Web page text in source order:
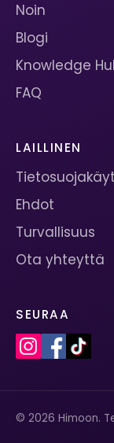
Noin
Blogi
Knowledge
FAQ
LAILLINEN
Ehdot
Turvallisuus
Ota yhteyttä
SEURAA
© 2026 Himoon.